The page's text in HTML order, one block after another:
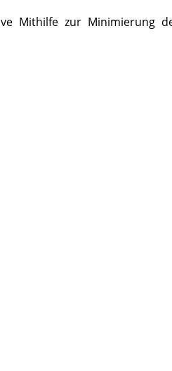
Mithilfe zur Minimierung